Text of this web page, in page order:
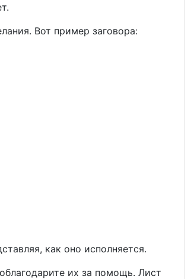
Вот пример заговора:
как оно исполняется.
их за помощь. Лист